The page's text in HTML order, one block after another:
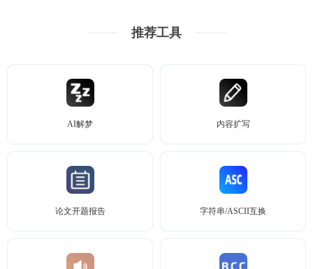
推荐工具
AI解梦 内容扩写
论文开题报告 字符串/ASCII互换